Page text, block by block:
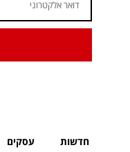
חדשות
עסקים